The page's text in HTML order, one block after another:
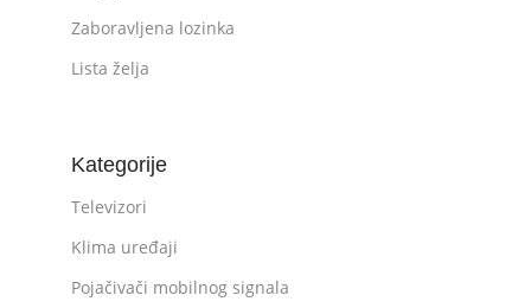
Zaboravljena lozinka
Lista želja
Kategorije
Televizori
Klima uređaji
Pojačivači mobilnog signala